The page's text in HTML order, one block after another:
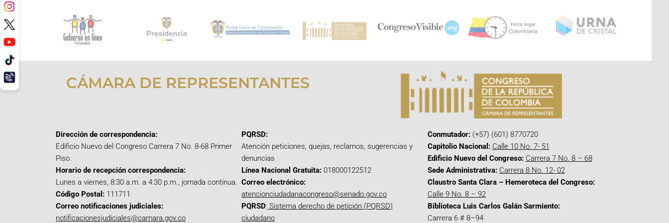
CÁMARA DE REPRESENTANTES
Dirección de correspondencia:
Edificio Nuevo del Congreso Carrera 7 No. 8-68 Primer
Piso.
Horario de recepción correspondencia:
Lunes a viernes, 8:30 a.m. a 4:30 p.m., jornada continua.
Código Postal: 111711
Correo notificaciones judiciales:
notificacionesjudiciales@camara.gov.co
PQRSD:
Atención peticiones, quejas, reclamos, sugerencias y
denuncias
Línea Nacional Gratuita: 018000122512
Correo electrónico:
atencionciudadanacongreso@senado.gov.co
PQRSD: Sistema derecho de petición (PQRSD)
ciudadano
Conmutador:(+57) (601) 8770720
Capitolio Nacional: Calle 10 No. 7- 51
Edificio Nuevo del Congreso: Carrera 7 No. 8 – 68
Sede Administrativa: Carrera 8 No. 12- 02
Claustro Santa Clara – Hemeroteca del Congreso:
Calle 9 No. 8 – 92
Biblioteca Luis Carlos Galán Sarmiento:
Carrera 6 # 8–94